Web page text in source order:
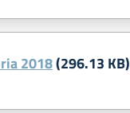
2018(296.13 KB)